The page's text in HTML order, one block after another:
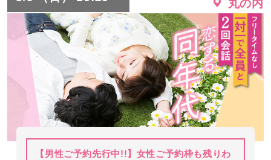
丸の内
【男性ご予約先行中!!】女性ご予約枠も残りわ